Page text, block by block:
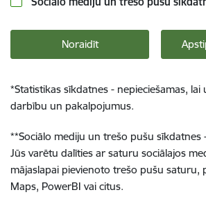
Noraidīt
*Statistikas sīkdatnes - nepieciešamas, lai
darbību un pakalpojumus.
**Sociālo mediju un trešo pušu sīkdatnes
Jūs varētu dalīties ar saturu sociālajos
mājaslapai pievienoto trešo pušu saturu,
Maps, PowerBI vai citus.